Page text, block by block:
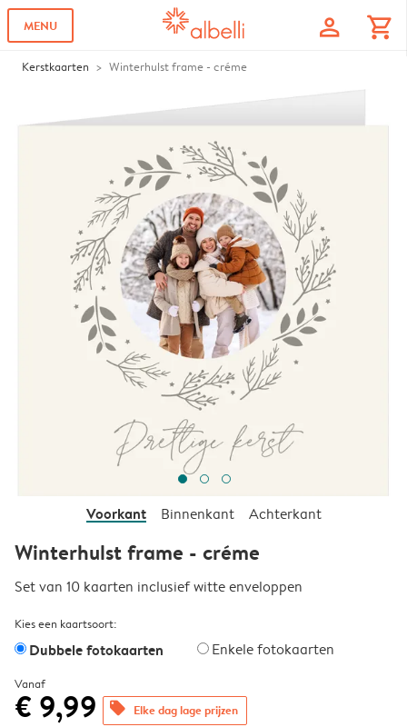
MENU profile shopping_cart
Kerstkaarten Winterhulst frame - créme
Voorkant Binnenkant Achterkant
Winterhulst frame - créme
Set van 10 kaarten inclusief witte enveloppen
Kies een kaartsoort:
Dubbele fotokaarten Enkele fotokaarten
Vanaf
€ 9,99 offers Elke dag lage prijzen